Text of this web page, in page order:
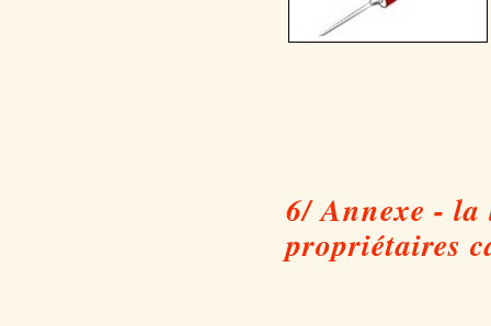
6/ Annexe - la
propriétaires